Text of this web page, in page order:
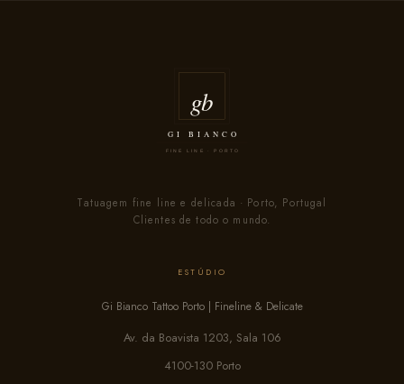
Tatuagem fine line e delicada · Porto, Portugal
Clientes de todo o mundo.
ESTÚDIO
Gi Bianco Tattoo Porto | Fineline & Delicate
Av. da Boavista 1203, Sala 106
4100-130 Porto